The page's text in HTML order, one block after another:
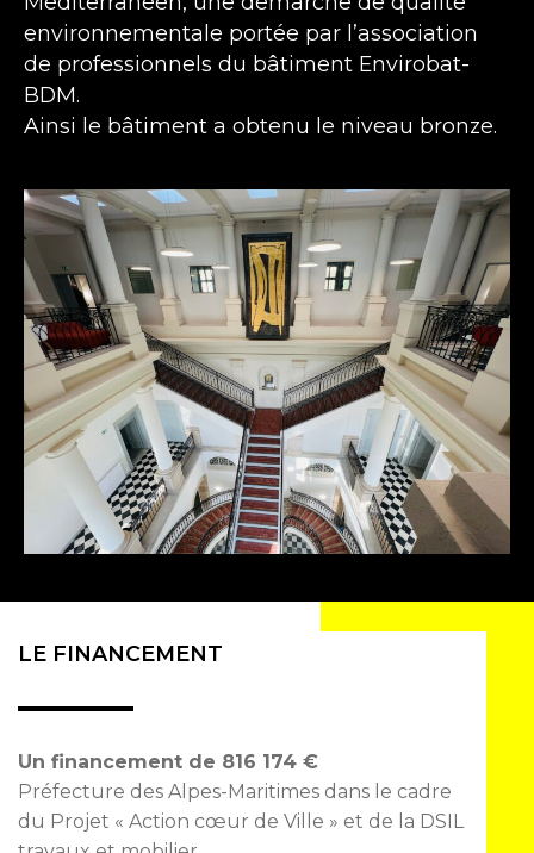
environnementale portée par l’association
de professionnels du bâtiment Envirobat-
BDM.
Ainsi le bâtiment a obtenu le niveau bronze.
LE FINANCEMENT
Un financement de 816 174 €
Préfecture des Alpes-Maritimes dans le cadre
du Projet « Action cœur de Ville » et de la DSIL